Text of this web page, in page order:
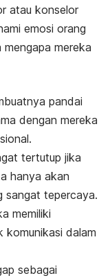
atau konselor
emosi orang
mereka
pandai
dengan mereka
tertutup jika
hanya akan
sangat tepercaya.
memiliki
komunikasi dalam
sebagai